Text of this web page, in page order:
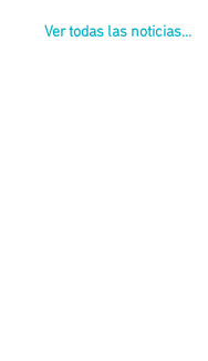
Ver todas las noticias...